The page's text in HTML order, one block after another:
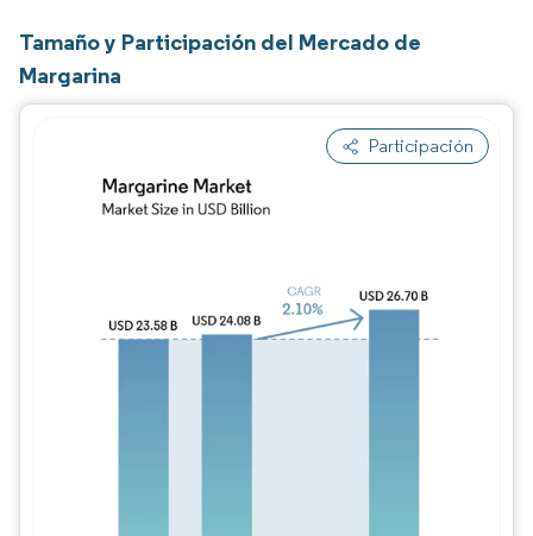
Tamaño y Participación del Mercado de
Margarina
Participación